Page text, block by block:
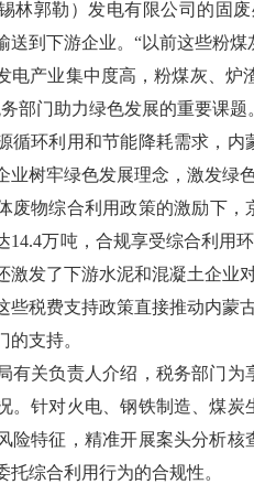
林郭勒）发电有限公司的固
送到下游企业。 “以前这些粉
电产业集中度高，粉煤灰、
务部门助力绿色发展的重要课题
循环利用和节能降耗需求，
业树牢绿色发展理念，激发绿
废物综合利用政策的激励下，
14.4万吨，合规享受综合利用
激发了下游水泥和混凝土企业
些税费支持政策直接推动内蒙
的支持。
有关负责人介绍，税务部门
。针对火电、钢铁制造、煤
险特征，精准开展案头分析
托综合利用行为的合规性。